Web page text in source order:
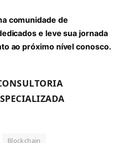
comunidade de
e leve sua jornada
ao próximo nível conosco.
Blockchain